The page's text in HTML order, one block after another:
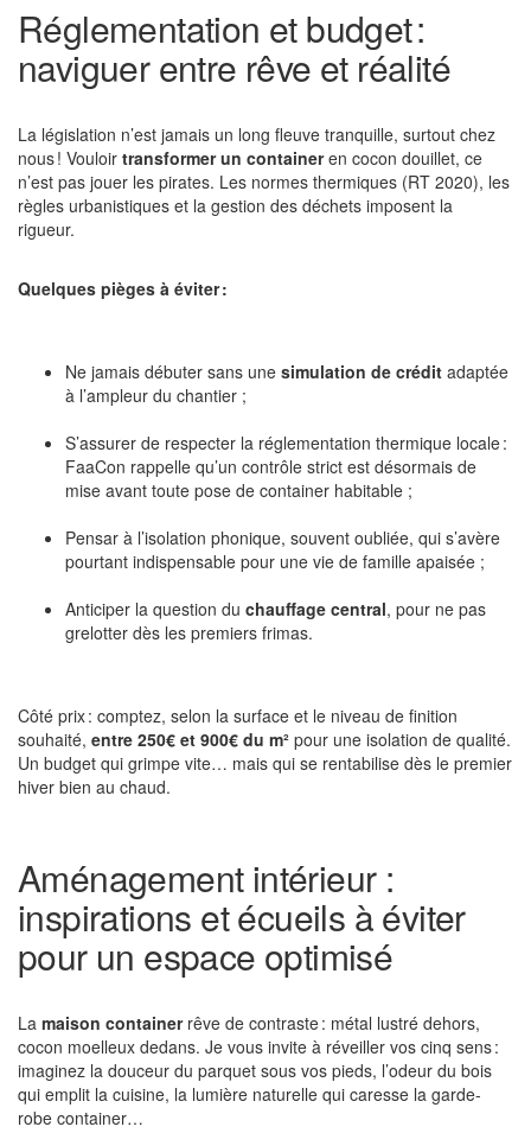
Réglementation et budget :
naviguer entre rêve et réalité
La législation n’est jamais un long fleuve tranquille, surtout chez
nous ! Vouloir transformer un containeren cocon douillet, ce
n’est pas jouer les pirates. Les normes thermiques (RT 2020), les
règles urbanistiques et la gestion des déchets imposent la
rigueur.
Quelques pièges à éviter :
Ne jamais débuter sans une simulation de crédit adaptée
à l’ampleur du chantier ;
S’assurer de respecter la réglementation thermique locale :
FaaCon rappelle qu’un contrôle strict est désormais de
mise avant toute pose de container habitable ;
Pensar à l’isolation phonique, souvent oubliée, qui s’avère
pourtant indispensable pour une vie de famille apaisée ;
Anticiper la question du chauffage central, pour ne pas
grelotter dès les premiers frimas.
Côté prix : comptez, selon la surface et le niveau de finition
souhaité, entre 250€ et 900€ du m² pour une isolation de qualité.
Un budget qui grimpe vite… mais qui se rentabilise dès le premier
hiver bien au chaud.
Aménagement intérieur :
inspirations et écueils à éviter
pour un espace optimisé
La maison containerrêve de contraste : métal lustré dehors,
cocon moelleux dedans. Je vous invite à réveiller vos cinq sens :
imaginez la douceur du parquet sous vos pieds, l’odeur du bois
qui emplit la cuisine, la lumière naturelle qui caresse la garde-
robe container…